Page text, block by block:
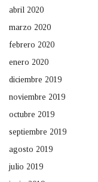
abril 2020
marzo 2020
febrero 2020
enero 2020
diciembre 2019
noviembre 2019
octubre 2019
septiembre 2019
agosto 2019
julio 2019